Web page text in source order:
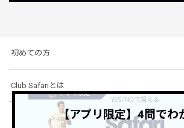
初めての方
Club Safariとは
ショッピングガイド【アプリ限定】4問でわ